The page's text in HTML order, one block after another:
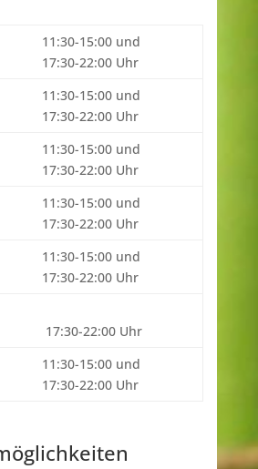
11:30-15:00 und
17:30-22:00 Uhr
11:30-15:00 und
17:30-22:00 Uhr
11:30-15:00 und
17:30-22:00 Uhr
11:30-15:00 und
17:30-22:00 Uhr
11:30-15:00 und
17:30-22:00 Uhr
17:30-22:00 Uhr
11:30-15:00 und
17:30-22:00 Uhr